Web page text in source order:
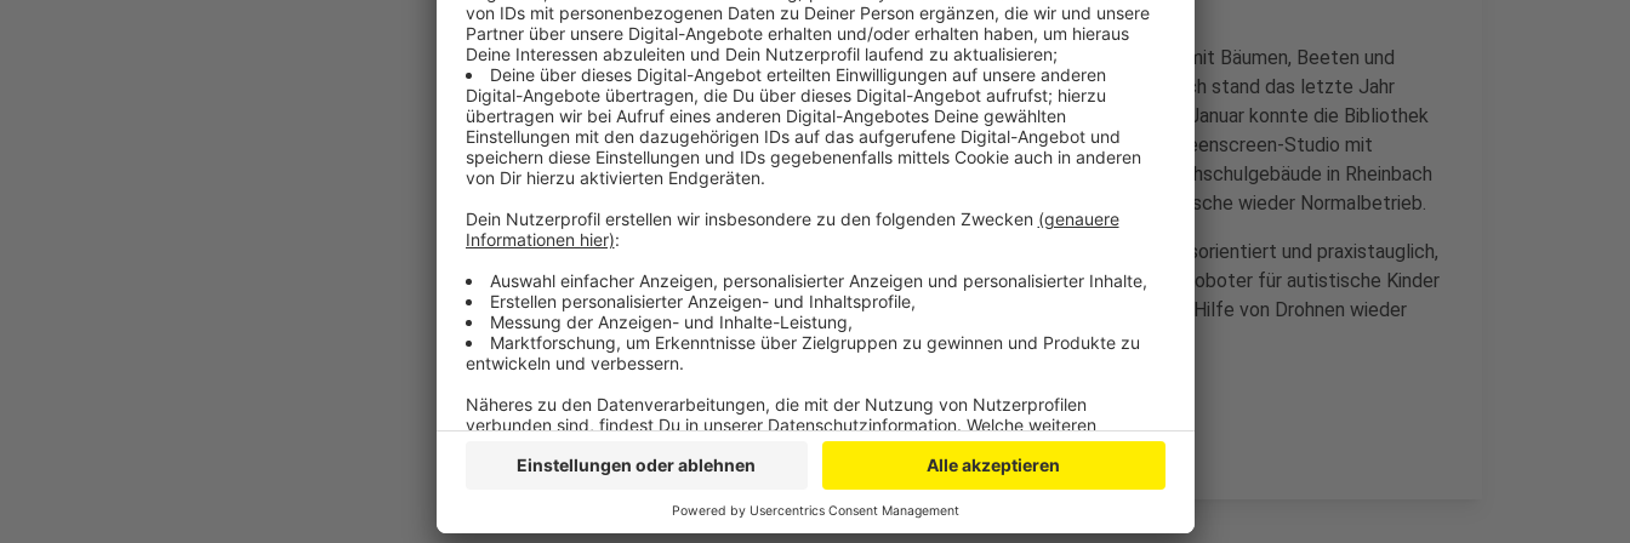
Hier ist seit Jahresbeginn eine parkähnliche Anlage entstanden - mit Bäumen, Beeten und
Sitzgelegenheiten. Ziel sei ein klimaneutraler Campus. In Rheinbach stand das letzte Jahr
dagegen weiter im Zeichen des Wiederaufbaus nach der Flut. Im Januar konnte die Bibliothek
wieder eröffnet werden. Highlight hier: ein vollautomatisiertes Greenscreen-Studio mit
modernster Videotechnik. Mittlerweile sind an vier der sechs Hochschulgebäude in Rheinbach
die Arbeiten abgeschlossen, heißt es von der Hochschule. Es herrsche wieder Normalbetrieb.
Es wurde in 2024 natürlich auch geforscht - und zwar anwendungsorientiert und praxistauglich,
heißt es von der HBRS. Ein Forschungsteam hatte z.B. einen Lernroboter für autistische Kinder
entwickelt, ein anderes arbeite daran, zerstörte Waldgebiete mit Hilfe von Drohnen wieder
aufzuforsten.